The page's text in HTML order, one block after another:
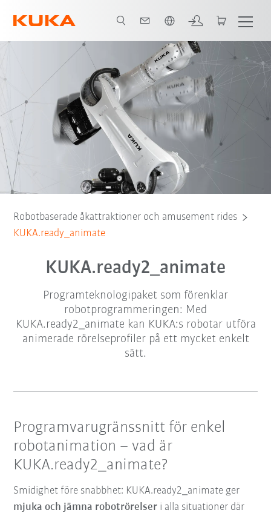
Video
Robotbaserade åkattraktioner och amusement rides
KUKA.ready_animate
KUKA.ready2_animate
Programteknologipaket som förenklar
robotprogrammeringen: Med
KUKA.ready2_animate kan KUKA:s robotar utföra
animerade rörelseprofiler på ett mycket enkelt
sätt.
Programvarugränssnitt för enkel
robotanimation – vad är
KUKA.ready2_animate?
Smidighet före snabbhet: KUKA.ready2_animate ger
mjuka och jämna robotrörelser i alla situationer där